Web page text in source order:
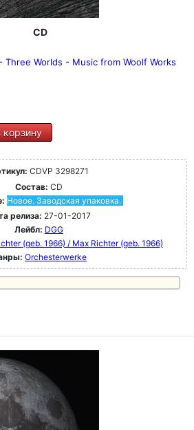
CD
Three Worlds - Music from Woolf Works
корзину
CDVP 3298271
Состав: CD
Новое. Заводская упаковка.
релиза: 27-01-2017
Лейбл: DGG
(geb. 1966) / Max Richter (geb. 1966)
Orchesterwerke